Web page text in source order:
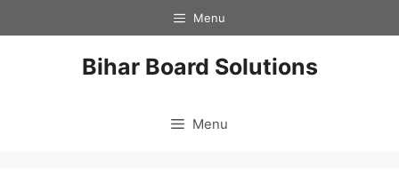
to
Menu
Bihar Board Solutions
Menu